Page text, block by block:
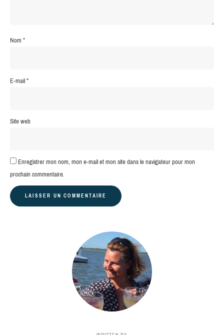
Nom*
E-mail*
Site web
Enregistrer mon nom, mon e-mail et mon site dans le navigateur pour mon
prochain commentaire.